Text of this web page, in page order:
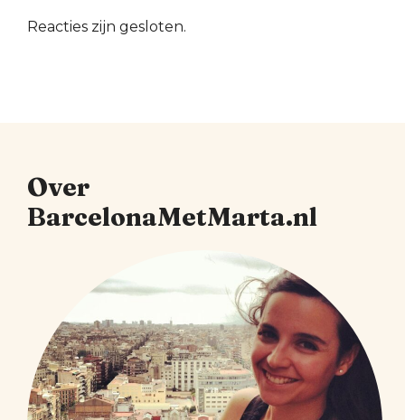
Reacties zijn gesloten.
Over
BarcelonaMetMarta.nl